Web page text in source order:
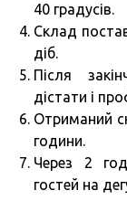
40 градусів.
Склад
діб.
Після
дістати і
Отриманий
години.
Через 2
гостей на